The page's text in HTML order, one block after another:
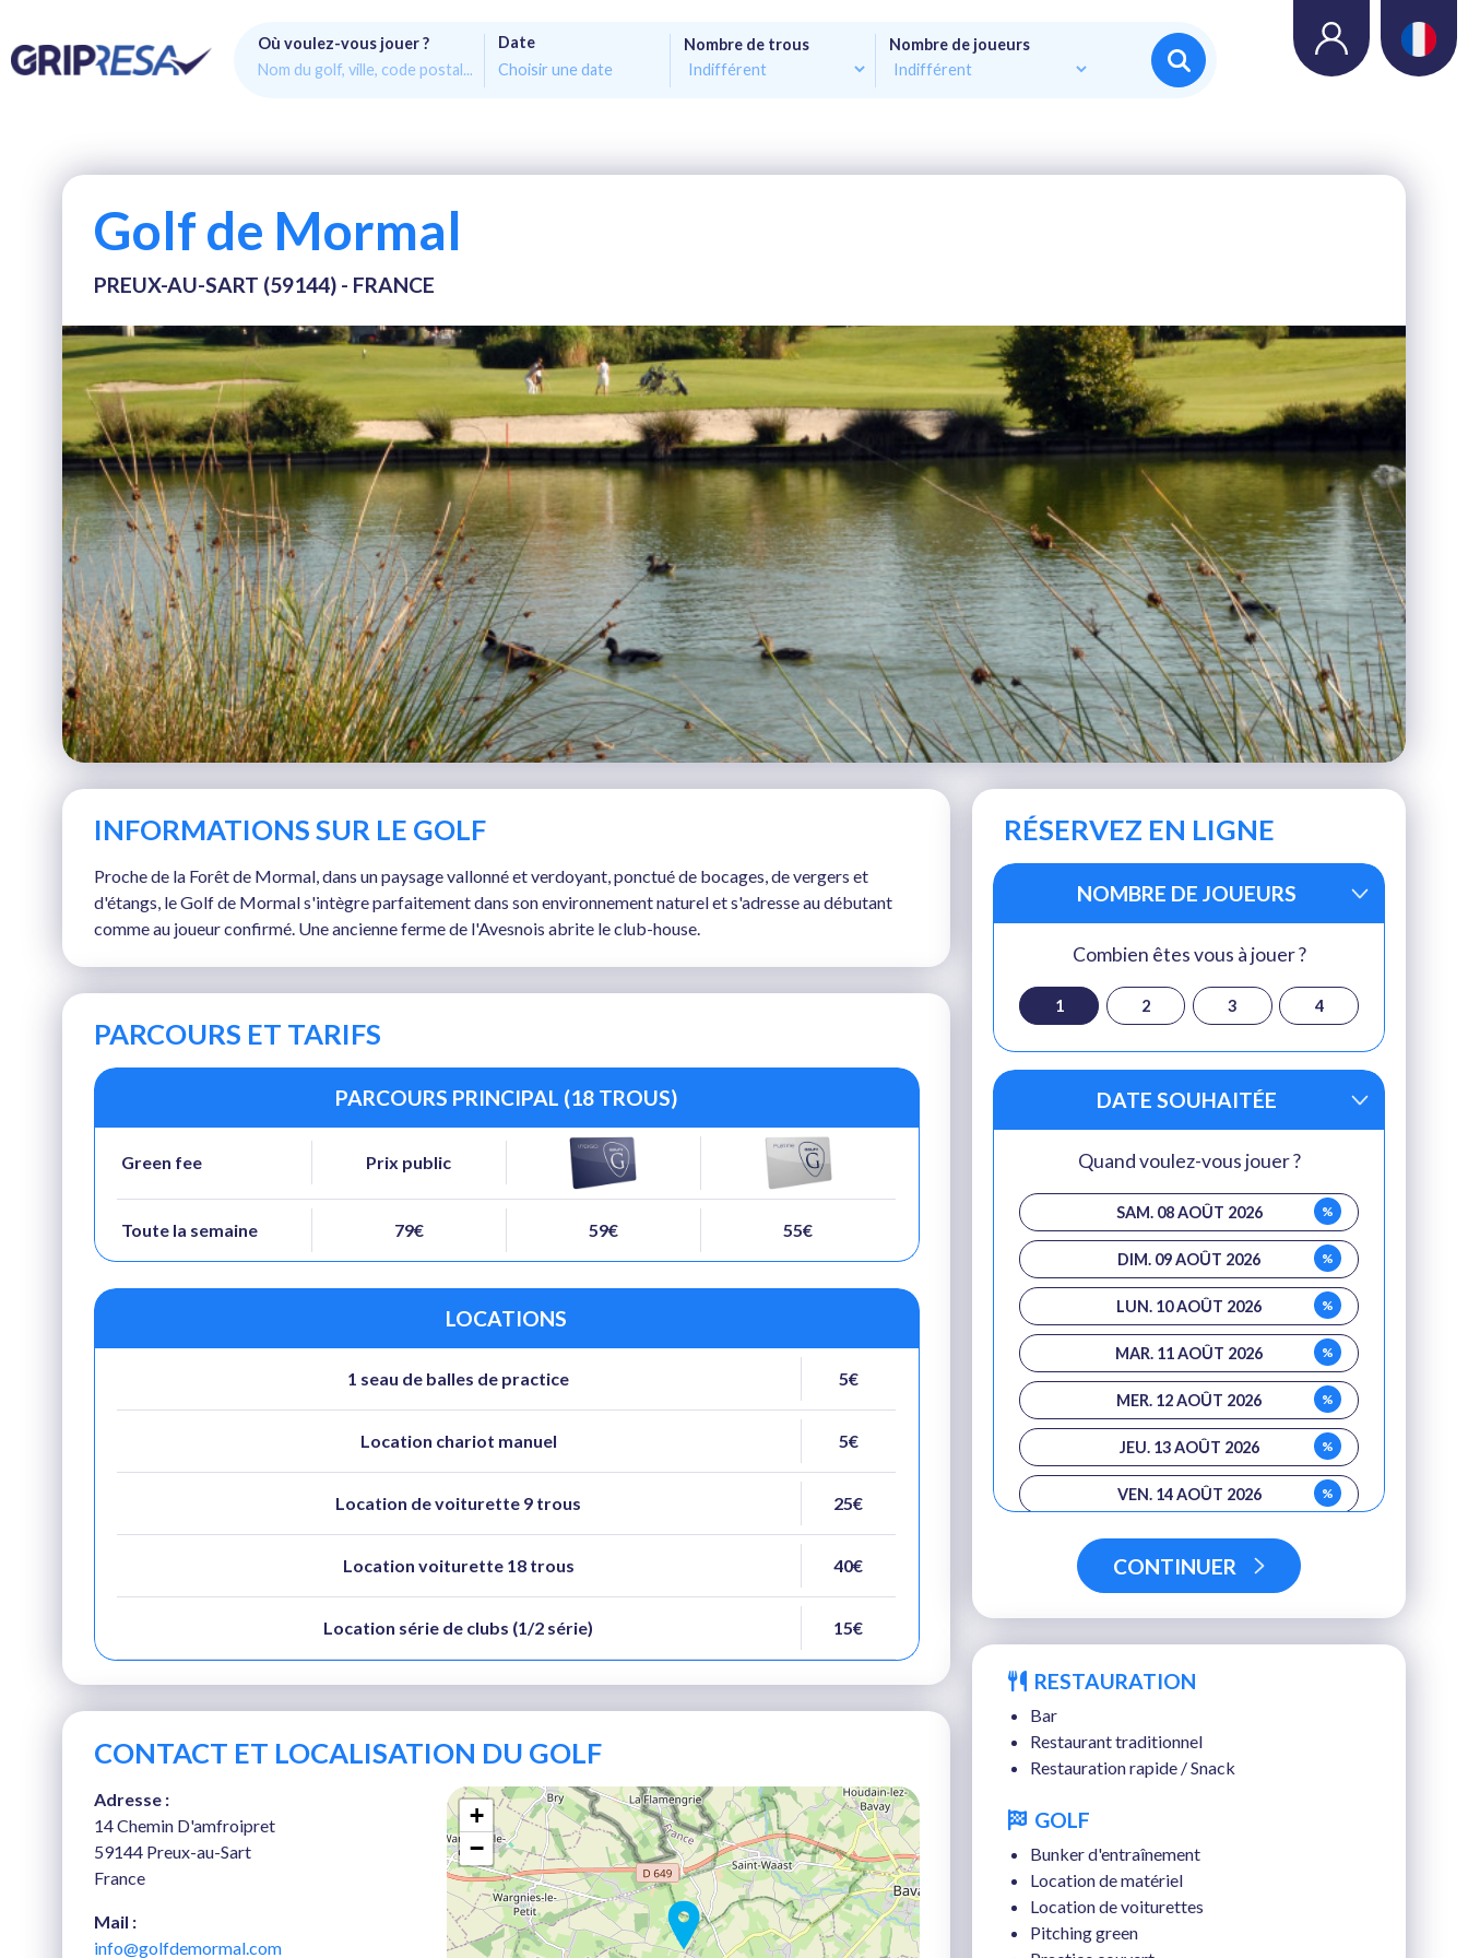
Où voulez-vous jouer ? Date Nombre de trous Nombre de joueurs
Golf de Mormal
PREUX-AU-SART (59144) - FRANCE
INFORMATIONS SUR LE GOLF
Proche de la Forêt de Mormal, dans un paysage vallonné et verdoyant, ponctué de bocages, de vergers et
d'étangs, le Golf de Mormal s'intègre parfaitement dans son environnement naturel et s'adresse au débutant
comme au joueur confirmé. Une ancienne ferme de l'Avesnois abrite le club-house.
PARCOURS ET TARIFS
PARCOURS PRINCIPAL (18 TROUS)
Green fee Prix public
Toute la semaine 79€ 59€ 55€
LOCATIONS
1 seau de balles de practice 5€
Location chariot manuel 5€
Location de voiturette 9 trous 25€
Location voiturette 18 trous 40€
Location série de clubs (1/2 série) 15€
CONTACT ET LOCALISATION DU GOLF
Adresse :
14 Chemin D'amfroipret
59144 Preux-au-Sart
France
Mail :
info@golfdemormal.com
+
−
RÉSERVEZ EN LIGNE
NOMBRE DE JOUEURS
Combien êtes vous à jouer ?
1 2 3 4
DATE SOUHAITÉE
Quand voulez-vous jouer ?
SAM. 08 AOÛT 2026 %
DIM. 09 AOÛT 2026 %
LUN. 10 AOÛT 2026 %
MAR. 11 AOÛT 2026 %
MER. 12 AOÛT 2026 %
JEU. 13 AOÛT 2026 %
VEN. 14 AOÛT 2026 %
SAM. 15 AOÛT 2026
MAR. 18 AOÛT 2026
JEU. 20 AOÛT 2026
DIM. 23 AOÛT 2026
CONTINUER
RESTAURATION
Bar
Restaurant traditionnel
Restauration rapide / Snack
GOLF
Bunker d'entraînement
Location de matériel
Location de voiturettes
Pitching green